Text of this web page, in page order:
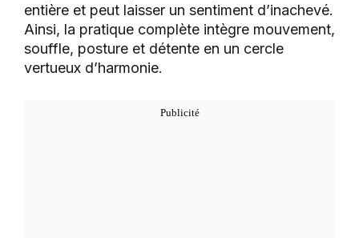
entière et peut laisser un sentiment d’inachevé.
Ainsi, la pratique complète intègre mouvement,
souffle, posture et détente en un cercle
vertueux d’harmonie.